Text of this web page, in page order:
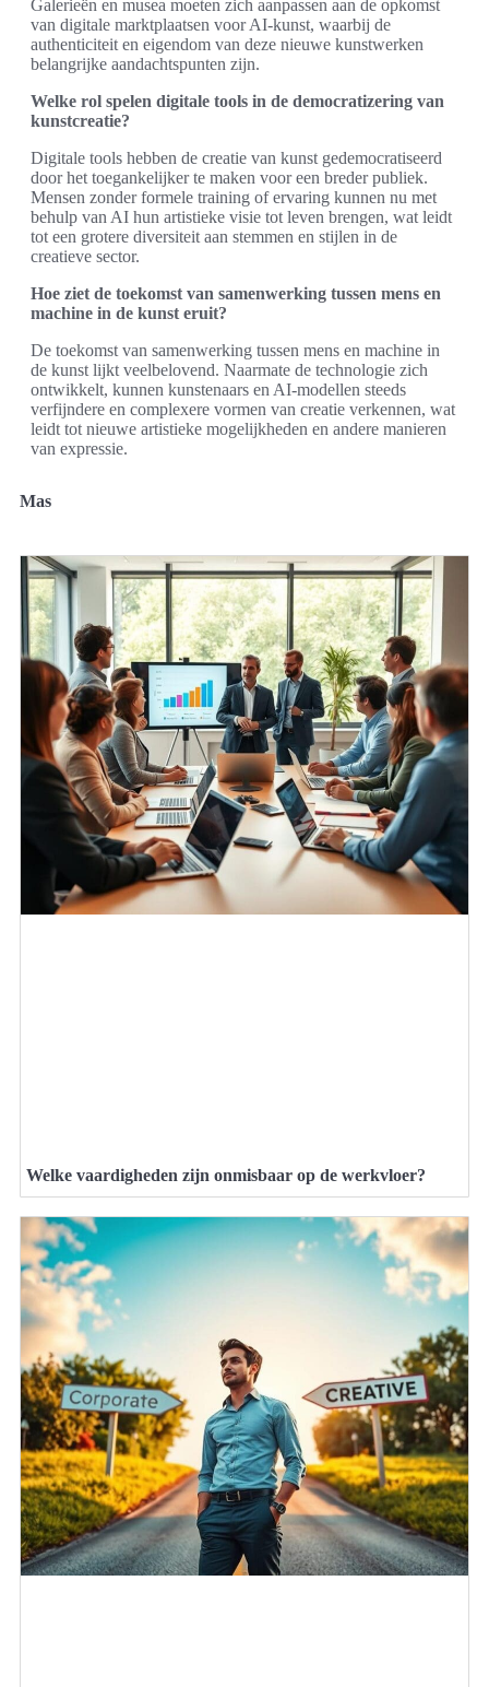
Galerieën en musea moeten zich aanpassen aan de opkomst
van digitale marktplaatsen voor AI-kunst, waarbij de
authenticiteit en eigendom van deze nieuwe kunstwerken
belangrijke aandachtspunten zijn.
Welke rol spelen digitale tools in de democratizering van
kunstcreatie?
Digitale tools hebben de creatie van kunst gedemocratiseerd
door het toegankelijker te maken voor een breder publiek.
Mensen zonder formele training of ervaring kunnen nu met
behulp van AI hun artistieke visie tot leven brengen, wat leidt
tot een grotere diversiteit aan stemmen en stijlen in de
creatieve sector.
Hoe ziet de toekomst van samenwerking tussen mens en
machine in de kunst eruit?
De toekomst van samenwerking tussen mens en machine in
de kunst lijkt veelbelovend. Naarmate de technologie zich
ontwikkelt, kunnen kunstenaars en AI-modellen steeds
verfijndere en complexere vormen van creatie verkennen, wat
leidt tot nieuwe artistieke mogelijkheden en andere manieren
van expressie.
Mas
Welke vaardigheden zijn onmisbaar op de werkvloer?